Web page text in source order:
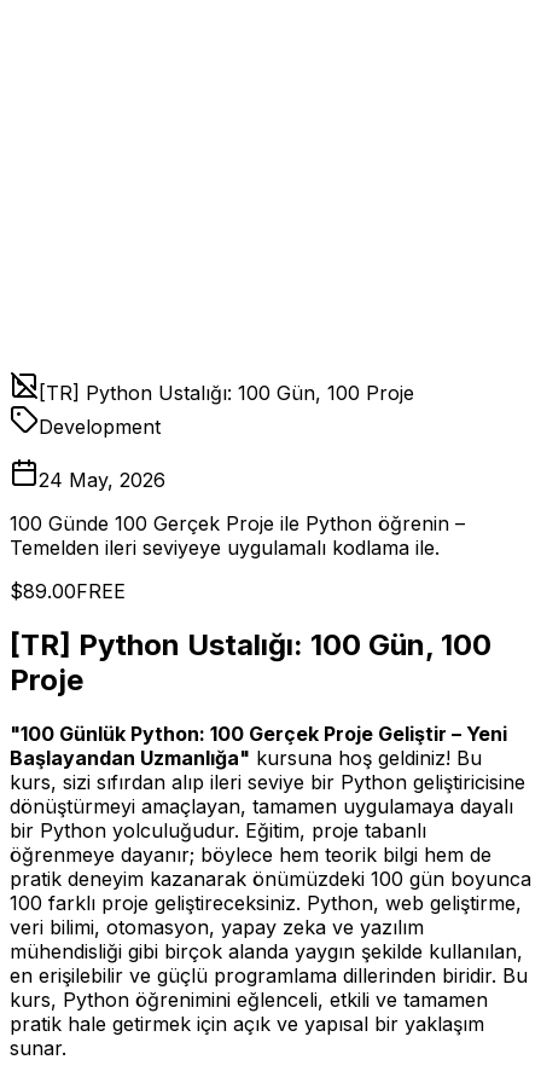
[TR] Python Ustalığı: 100 Gün, 100 Proje
Development
24 May, 2026
100 Günde 100 Gerçek Proje ile Python öğrenin –
Temelden ileri seviyeye uygulamalı kodlama ile.
$89.00FREE
[TR] Python Ustalığı: 100 Gün, 100
Proje
"100 Günlük Python: 100 Gerçek Proje Geliştir – Yeni
Başlayandan Uzmanlığa" kursuna hoş geldiniz! Bu
kurs, sizi sıfırdan alıp ileri seviye bir Python geliştiricisine
dönüştürmeyi amaçlayan, tamamen uygulamaya dayalı
bir Python yolculuğudur. Eğitim, proje tabanlı
öğrenmeye dayanır; böylece hem teorik bilgi hem de
pratik deneyim kazanarak önümüzdeki 100 gün boyunca
100 farklı proje geliştireceksiniz. Python, web geliştirme,
veri bilimi, otomasyon, yapay zeka ve yazılım
mühendisliği gibi birçok alanda yaygın şekilde kullanılan,
en erişilebilir ve güçlü programlama dillerinden biridir. Bu
kurs, Python öğrenimini eğlenceli, etkili ve tamamen
pratik hale getirmek için açık ve yapısal bir yaklaşım
sunar.